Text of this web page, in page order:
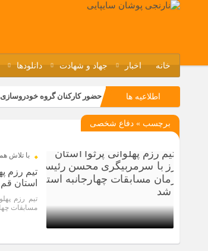
خانه اخبار جهاد و شهادت دانلودها
اطلاعیه ها حضور کارکنان گروه
مسابقات ورزشی در مگاموتوربا
مراسم گرامیداشت سالروز
برچسب » دفاع شخصی
1 سال قبل
با تلاش
تیم رزم
استان
تیم رزم
مسابقات